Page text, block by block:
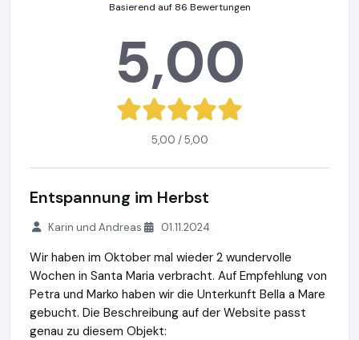
Basierend auf 86 Bewertungen
5,00
5,00 / 5,00
Entspannung im Herbst
Karin und Andreas 01.11.2024
Wir haben im Oktober mal wieder 2 wundervolle
Wochen in Santa Maria verbracht. Auf Empfehlung von
Petra und Marko haben wir die Unterkunft Bella a Mare
gebucht. Die Beschreibung auf der Website passt
genau zu diesem Objekt: